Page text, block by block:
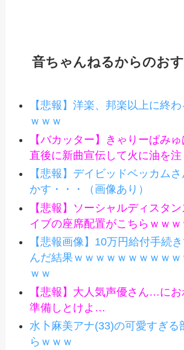
音ちゃんねるからのお
【悲報】洋楽、邦楽以上に終
ｗｗｗ
【バカッター】きゃりーぱみ
直後に新曲宣伝して火に油を注
【悲報】デイビッドベッカム
かす・・・（画像あり）
【悲報】ソーシャルディスタ
イブの座席配置がこちらｗｗｗ
【悲報画像】10万円給付手続
んだ結果ｗｗｗｗｗｗｗｗｗ
ｗｗ
【悲報】大人気声優さん…に
準備しとけよ…
水卜麻美アナ(33)の可愛すぎる
らｗｗｗ